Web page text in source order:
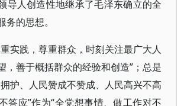
导人创造性地继承了毛泽东确立的全
的思想。
实践，尊重群众，时刻关注最广大人
，善于概括群众的经验和创造”；总是
护、人民赞成不赞成、人民高兴不高
答应”作为“全党想事情、做工作对不